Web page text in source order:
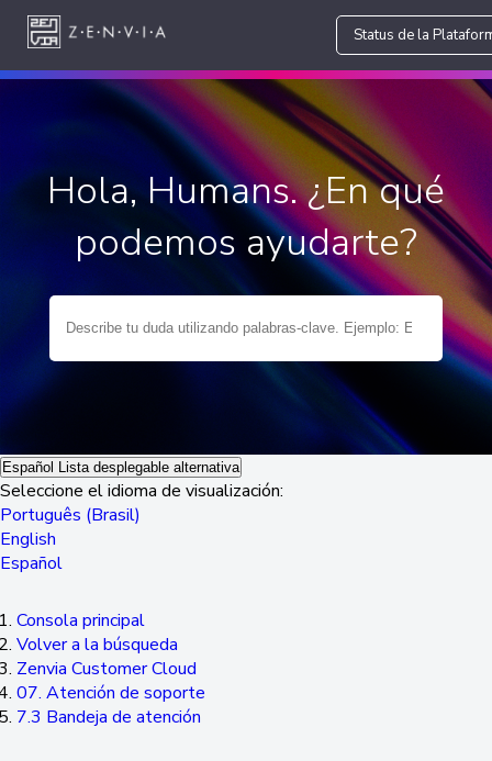
Status de la
Hola, Humans. ¿En qué
podemos ayudarte?
Español Lista desplegable alternativa
Seleccione el idioma de visualización:
Português (Brasil)
English
Español
Consola principal
Volver a la búsqueda
Zenvia Customer Cloud
07. Atención de soporte
7.3 Bandeja de atención